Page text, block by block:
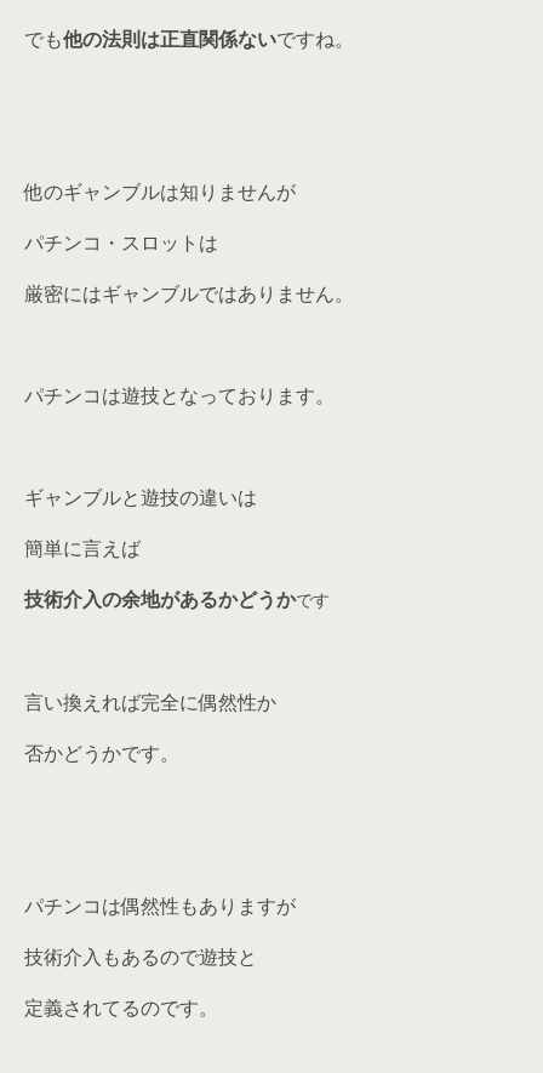
でも他の法則は正直関係ないですね。
他のギャンブルは知りませんが
パチンコ・スロットは
厳密にはギャンブルではありません。
パチンコは遊技となっております。
ギャンブルと遊技の違いは
簡単に言えば
技術介入の余地があるかどうかです
言い換えれば完全に偶然性か
否かどうかです。
パチンコは偶然性もありますが
技術介入もあるので遊技と
定義されてるのです。